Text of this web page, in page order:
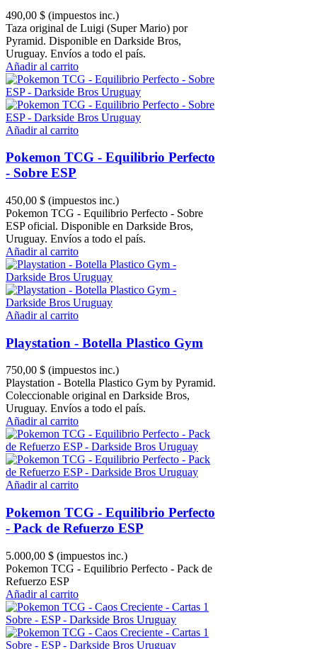
490,00 $ (impuestos inc.)
Taza original de Luigi (Super Mario) por
Pyramid. Disponible en Darkside Bros,
Uruguay. Envíos a todo el país.
Añadir al carrito
Añadir al carrito
Pokemon TCG - Equilibrio Perfecto
- Sobre ESP
450,00 $ (impuestos inc.)
Pokemon TCG - Equilibrio Perfecto - Sobre
ESP oficial. Disponible en Darkside Bros,
Uruguay. Envíos a todo el país.
Añadir al carrito
Añadir al carrito
Playstation - Botella Plastico Gym
750,00 $ (impuestos inc.)
Playstation - Botella Plastico Gym by Pyramid.
Coleccionable original en Darkside Bros,
Uruguay. Envíos a todo el país.
Añadir al carrito
Añadir al carrito
Pokemon TCG - Equilibrio Perfecto
- Pack de Refuerzo ESP
5.000,00 $ (impuestos inc.)
Pokemon TCG - Equilibrio Perfecto - Pack de
Refuerzo ESP
Añadir al carrito